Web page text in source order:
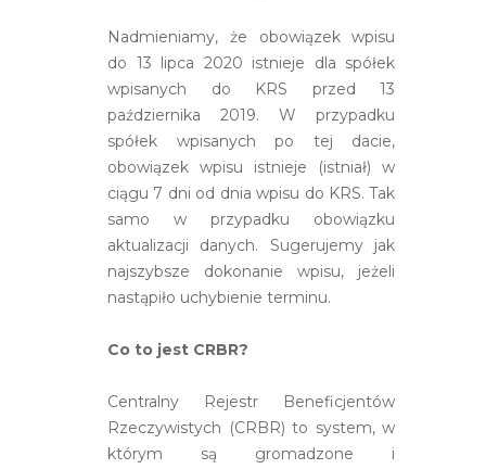
Nadmieniamy, że obowiązek wpisu
do 13 lipca 2020 istnieje dla spółek
wpisanych do KRS przed 13
października 2019. W przypadku
spółek wpisanych po tej dacie,
obowiązek wpisu istnieje (istniał) w
ciągu 7 dni od dnia wpisu do KRS. Tak
samo w przypadku obowiązku
aktualizacji danych. Sugerujemy jak
najszybsze dokonanie wpisu, jeżeli
nastąpiło uchybienie terminu.
Co to jest CRBR?
Centralny Rejestr Beneficjentów
Rzeczywistych (CRBR) to system, w
którym są gromadzone i